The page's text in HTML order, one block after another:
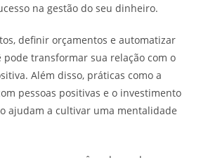
na gestão do seu dinheiro.
definir orçamentos e automatizar
pode transformar sua relação com o
Além disso, práticas como a
pessoas positivas e o investimento
ajudam a cultivar uma mentalidade